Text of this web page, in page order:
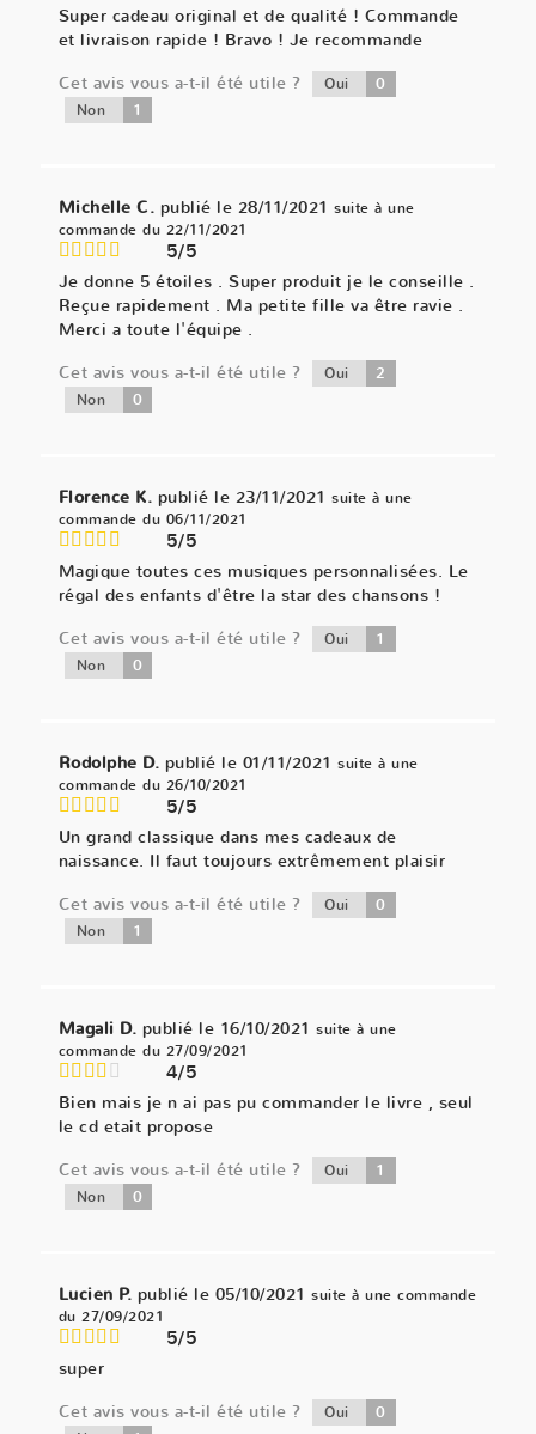
Super cadeau original et de qualité ! Commande
et livraison rapide ! Bravo ! Je recommande
Cet avis vous a-t-il été utile ?
Oui 0
Non 1
Michelle C. publié le 28/11/2021 suite à une
commande du 22/11/2021
5/5
Je donne 5 étoiles . Super produit je le conseille .
Reçue rapidement . Ma petite fille va être ravie .
Merci a toute l'équipe .
Cet avis vous a-t-il été utile ?
Oui 2
Non 0
Florence K. publié le 23/11/2021 suite à une
commande du 06/11/2021
5/5
Magique toutes ces musiques personnalisées. Le
régal des enfants d'être la star des chansons !
Cet avis vous a-t-il été utile ?
Oui 1
Non 0
Rodolphe D. publié le 01/11/2021 suite à une
commande du 26/10/2021
5/5
Un grand classique dans mes cadeaux de
naissance. Il faut toujours extrêmement plaisir
Cet avis vous a-t-il été utile ?
Oui 0
Non 1
Magali D. publié le 16/10/2021 suite à une
commande du 27/09/2021
4/5
Bien mais je n ai pas pu commander le livre , seul
le cd etait propose
Cet avis vous a-t-il été utile ?
Oui 1
Non 0
Lucien P. publié le 05/10/2021 suite à une commande
du 27/09/2021
5/5
super
Cet avis vous a-t-il été utile ?
Oui 0